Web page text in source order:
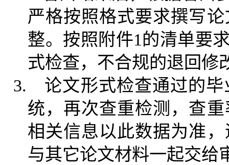
严格按照格式要求撰写
整。按照附件1的清单要
式检查，不合规的退回修
3.
论文形式检查通过的
统，再次查重检测，查
相关信息以此数据为准
与其它论文材料一起交给